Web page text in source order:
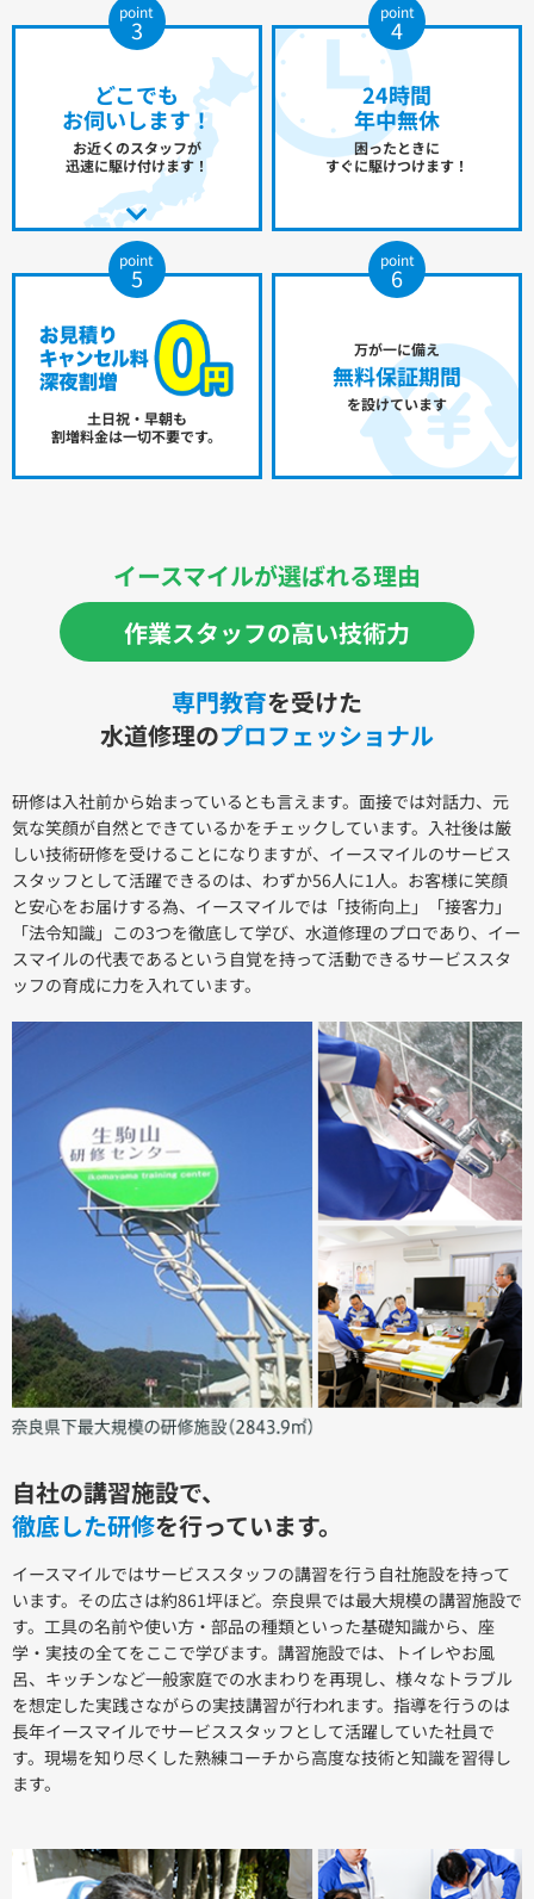
point
3
どこでも
お伺いします！
お近くのスタッフが
迅速に駆け付けます！
point
4
24時間
年中無休
困ったときに
すぐに駆けつけます！
point
5
土日祝・早朝も
割増料金は一切不要です。
point
6
万が一に備え
無料保証期間
を設けています
イースマイルが選ばれる理由
作業スタッフの高い技術力
専門教育を受けた
水道修理のプロフェッショナル
研修は入社前から始まっているとも言えます。面接では対話力、元
気な笑顔が自然とできているかをチェックしています。入社後は厳
しい技術研修を受けることになりますが、イースマイルのサービス
スタッフとして活躍できるのは、わずか56人に1人。お客様に笑顔
と安心をお届けする為、イースマイルでは「技術向上」「接客力」
「法令知識」この3つを徹底して学び、水道修理のプロであり、イー
スマイルの代表であるという自覚を持って活動できるサービススタ
ッフの育成に力を入れています。
自社の講習施設で、
徹底した研修を行っています。
イースマイルではサービススタッフの講習を行う自社施設を持って
います。その広さは約861坪ほど。奈良県では最大規模の講習施設で
す。工具の名前や使い方・部品の種類といった基礎知識から、座
学・実技の全てをここで学びます。講習施設では、トイレやお風
呂、キッチンなど一般家庭での水まわりを再現し、様々なトラブル
を想定した実践さながらの実技講習が行われます。指導を行うのは
長年イースマイルでサービススタッフとして活躍していた社員で
す。現場を知り尽くした熟練コーチから高度な技術と知識を習得し
ます。